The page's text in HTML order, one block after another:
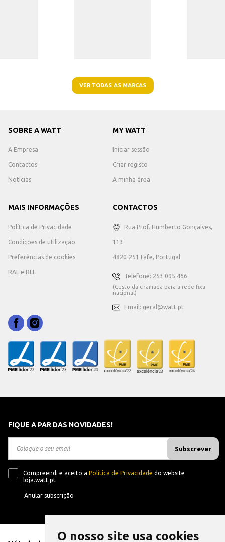
O nosso site usa cookies
VER TODAS AS MARCAS
SOBRE A WATT
A Empresa
Contactos
Notícias
MY WATT
Iniciar sessão
Criar registo
A minha área
MAIS INFORMAÇÕES
Política de Privacidade
Condições de utilização
Preferências de cookies
RAL e RLL
CONTACTOS
Rua Prof. Humberto Gonçalves,
113
4820-251 Fafe, Portugal
Telefone: 253 095 466
(Custo da chamada para a rede fixa
nacional)
Email: geral@watt.pt
FIQUE A PAR DAS NOVIDADES!
Subscrever
Compreendi e aceito a Política de Privacidade do website
loja.watt.pt
Anular subscrição